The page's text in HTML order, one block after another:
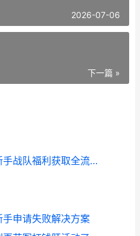
2026-07-06
下一篇 »
王者荣耀战队奖励加成 新手战队福利获取全流程教学
申请失败解决方案